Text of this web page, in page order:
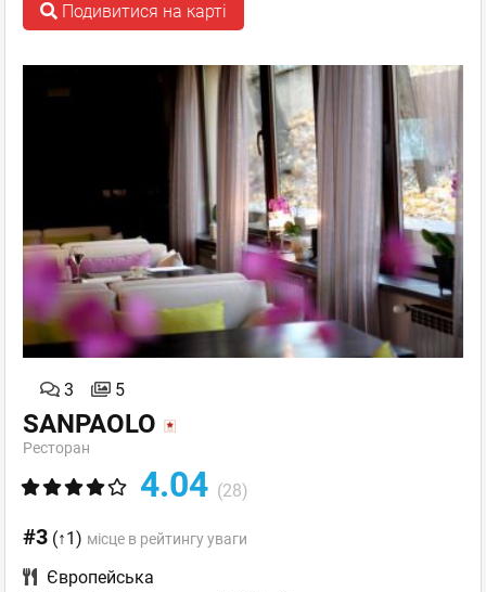
Подивитися на карті
3 5
SANPAOLO
Ресторан
4.04 (28)
#3 (↑1) місце в рейтингу уваги
Європейська